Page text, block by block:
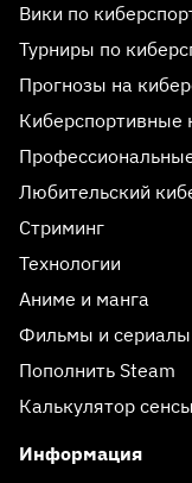
Вики по
Турниры по
Прогнозы на
Киберспортивные
Любительский
Стриминг
Технологии
Аниме и манга
Фильмы и сериалы
Пополнить Steam
Калькулятор сенсы
Информация